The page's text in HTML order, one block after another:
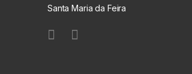
Santa Maria da Feira